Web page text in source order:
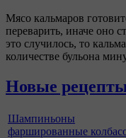
Мясо кальмаров
переварить, иначе оно
это случилось, то
количестве бульона
Новые
Шампиньоны
фаршированные